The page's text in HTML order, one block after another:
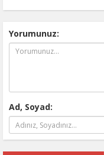
Yorumunuz:
Ad, Soyad: